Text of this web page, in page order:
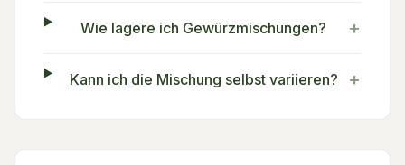
Wie lagere ich Gewürzmischungen? +
Kann ich die Mischung selbst variieren? +